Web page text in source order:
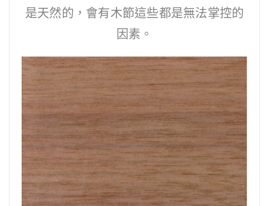
是天然的，會有木節這些都是無法掌控的
因素。